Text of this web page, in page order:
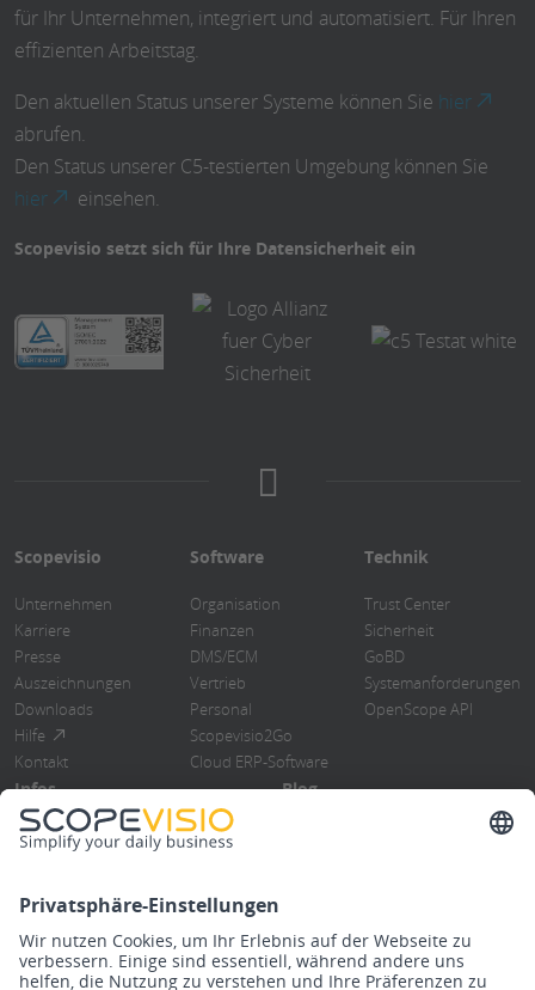
für Ihr Unternehmen, integriert und automatisiert. Für Ihren
effizienten Arbeitstag.
Den aktuellen Status unserer Systeme können Sie hier
abrufen.
Den Status unserer C5-testierten Umgebung können Sie
hier
einsehen.
Scopevisio setzt sich für Ihre Datensicherheit ein
Scopevisio
Unternehmen
Karriere
Presse
Auszeichnungen
Downloads
Hilfe
Kontakt
Software
Organisation
Finanzen
DMS/ECM
Vertrieb
Personal
Scopevisio2Go
Cloud ERP-Software
Technik
Trust Center
Sicherheit
GoBD
Systemanforderungen
OpenScope API
Infos
Blog
Steuerberater
Know How
Release Notes
Blog
DMS/Rebu
Finanzbuchhaltung